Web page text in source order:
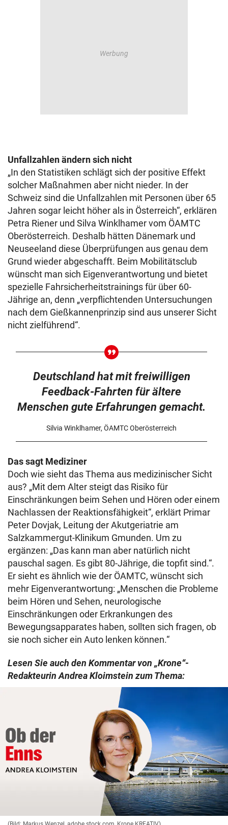
Unfallzahlen ändern sich nicht
„In den Statistiken schlägt sich der positive Effekt
solcher Maßnahmen aber nicht nieder. In der
Schweiz sind die Unfallzahlen mit Personen über 65
Jahren sogar leicht höher als in Österreich“, erklären
Petra Riener und Silva Winklhamer vom ÖAMTC
Oberösterreich. Deshalb hätten Dänemark und
Neuseeland diese Überprüfungen aus genau dem
Grund wieder abgeschafft. Beim Mobilitätsclub
wünscht man sich Eigenverantwortung und bietet
spezielle Fahrsicherheitstrainings für über 60-
Jährige an, denn „verpflichtenden Untersuchungen
nach dem Gießkannenprinzip sind aus unserer Sicht
nicht zielführend“.
Deutschland hat mit freiwilligen
Feedback-Fahrten für ältere
Menschen gute Erfahrungen gemacht.
Silvia Winklhamer, ÖAMTC Oberösterreich
Das sagt Mediziner
Doch wie sieht das Thema aus medizinischer Sicht
aus? „Mit dem Alter steigt das Risiko für
Einschränkungen beim Sehen und Hören oder einem
Nachlassen der Reaktionsfähigkeit“, erklärt Primar
Peter Dovjak, Leitung der Akutgeriatrie am
Salzkammergut-Klinikum Gmunden. Um zu
ergänzen: „Das kann man aber natürlich nicht
pauschal sagen. Es gibt 80-Jährige, die topfit sind.“.
Er sieht es ähnlich wie der ÖAMTC, wünscht sich
mehr Eigenverantwortung: „Menschen die Probleme
beim Hören und Sehen, neurologische
Einschränkungen oder Erkrankungen des
Bewegungsapparates haben, sollten sich fragen, ob
sie noch sicher ein Auto lenken können.“
Lesen Sie auch den Kommentar von „Krone“-
Redakteurin Andrea Kloimstein zum Thema: